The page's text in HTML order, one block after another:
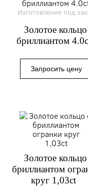
Изготовление под
Золотое
бриллиантом
Золотое
бриллиантом
круг 1,03ct